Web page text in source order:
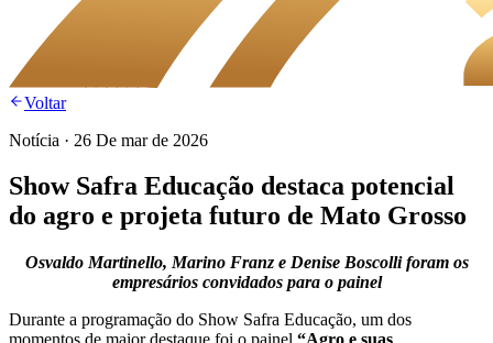
Voltar
Notícia · 26 De mar de 2026
Show Safra Educação destaca potencial
do agro e projeta futuro de Mato Grosso
Osvaldo Martinello, Marino Franz e Denise Boscolli foram os
empresários convidados para o painel
Durante a programação do Show Safra Educação, um dos